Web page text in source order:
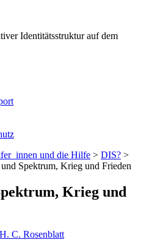
Identitätsstruktur auf dem
und die Hilfe > DIS? >
Spektrum, Krieg und Frieden
Krieg und
H. C. Rosenblatt